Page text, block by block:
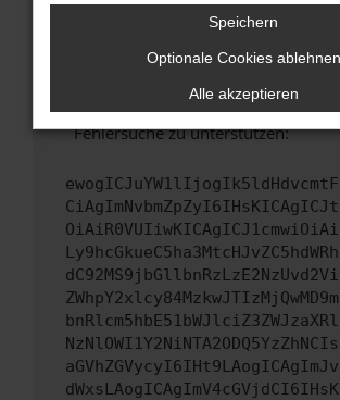
Wende dich an den
Wenn du alle oben genannten
hast, kontaktiere uns bitte. Wir
versuchen, das Problem zu
uns diesen Text schicken, um uns
Fehlersuche zu unterstützen:
Speichern
Optionale Cookies ablehnen
Alle akzeptieren